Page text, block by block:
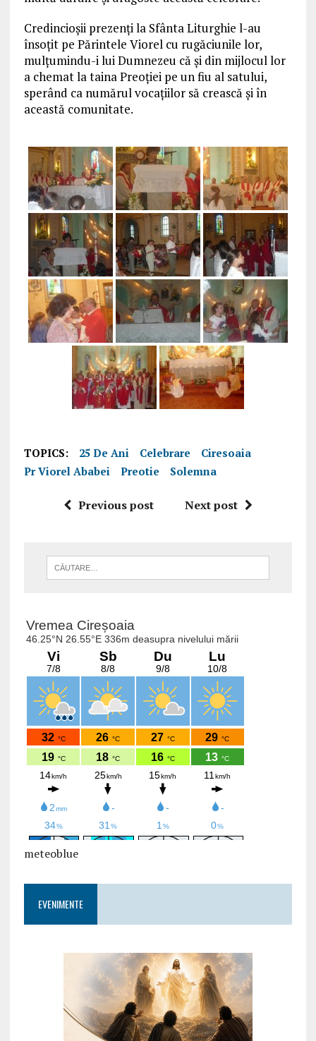
Credincioşii prezenţi la Sfânta Liturghie l-au
însoţit pe Părintele Viorel cu rugăciunile lor,
mulţumindu-i lui Dumnezeu că şi din mijlocul lor
a chemat la taina Preoţiei pe un fiu al satului,
sperând ca numărul vocaţiilor să crească şi în
această comunitate.
TOPICS: 25 De Ani Celebrare
Ciresoaia
Pr Viorel Ababei
Preotie Solemna
Previous post Next post
meteoblue
EVENIMENTE